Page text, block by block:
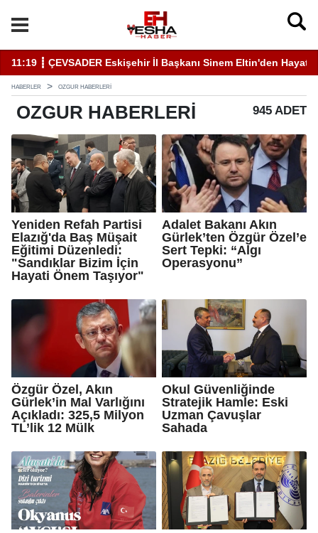
Hayati Uyarı Kulaktan Dolma Bilgiyle İlaçlama Ölüm
19:46 ┋ Elazığ'da Sivil Katılım Zirvesi
HABERLER OZGUR HABERLERI
OZGUR HABERLERI 945 ADET
Yeniden Refah Partisi
Elazığ'da Baş Müşait
Eğitimi Düzenledi:
"Sandıklar Bizim İçin
Hayati Önem Taşıyor"
Adalet Bakanı Akın
Gürlek’ten Özgür Özel’e
Sert Tepki: “Algı
Operasyonu”
Özgür Özel, Akın
Gürlek’in Mal Varlığını
Açıkladı: 325,5 Milyon
TL’lik 12 Mülk
Okul Güvenliğinde
Stratejik Hamle: Eski
Uzman Çavuşlar
Sahada